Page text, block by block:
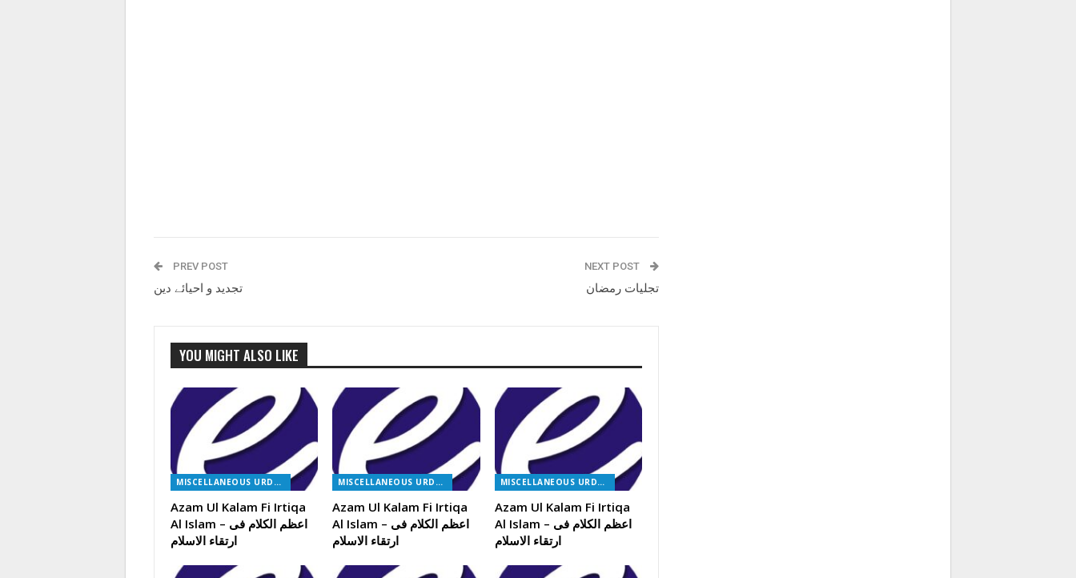
PREV POST
تجدید و احیائے دین
NEXT POST
تجلیات رمضان
YOU MIGHT ALSO LIKE
MISCELLANEOUS URDU BOOKS
Azam Ul Kalam Fi Irtiqa
Al Islam – اعظم الکلام فی
ارتقاء الاسلام
MISCELLANEOUS URDU BOOKS
Azam Ul Kalam Fi Irtiqa
Al Islam – اعظم الکلام فی
ارتقاء الاسلام
MISCELLANEOUS URDU BOOKS
Azam Ul Kalam Fi Irtiqa
Al Islam – اعظم الکلام فی
ارتقاء الاسلام